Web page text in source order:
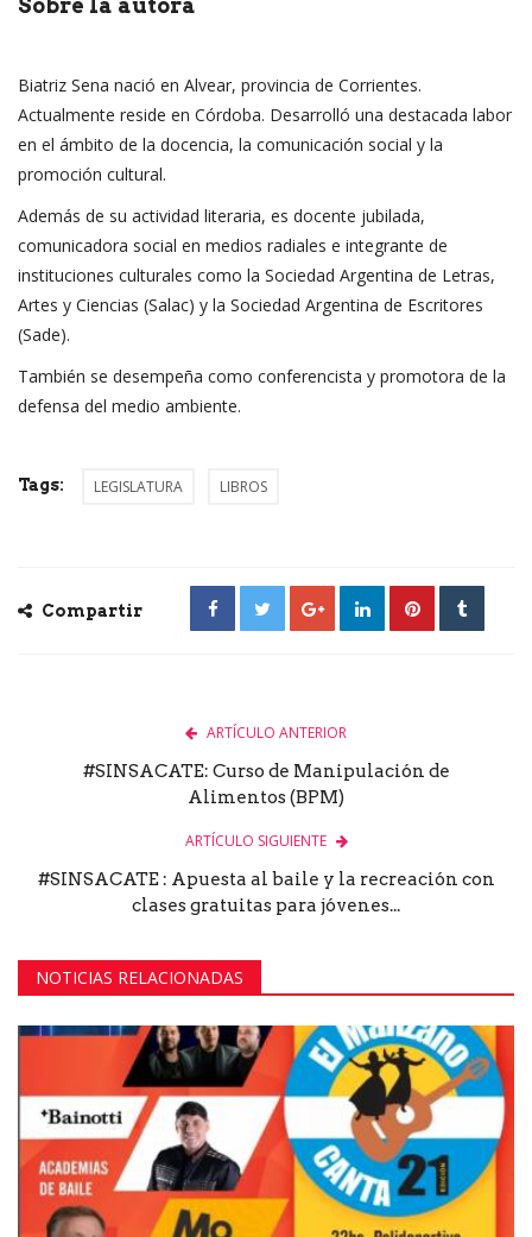
Sobre la autora
Biatriz Sena nació en Alvear, provincia de Corrientes.
Actualmente reside en Córdoba. Desarrolló una destacada labor
en el ámbito de la docencia, la comunicación social y la
promoción cultural.
Además de su actividad literaria, es docente jubilada,
comunicadora social en medios radiales e integrante de
instituciones culturales como la Sociedad Argentina de Letras,
Artes y Ciencias (Salac) y la Sociedad Argentina de Escritores
(Sade).
También se desempeña como conferencista y promotora de la
defensa del medio ambiente.
Tags: LEGISLATURA LIBROS
Compartir
ARTÍCULO ANTERIOR
#SINSACATE: Curso de Manipulación de
Alimentos (BPM)
ARTÍCULO SIGUIENTE
#SINSACATE : Apuesta al baile y la recreación con
clases gratuitas para jóvenes...
NOTICIAS RELACIONADAS